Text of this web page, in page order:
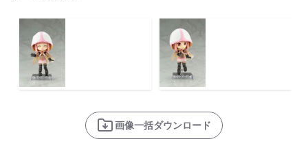
画像一括ダウンロード